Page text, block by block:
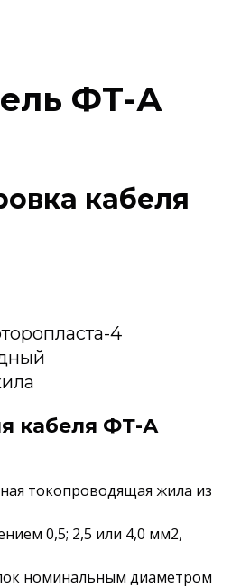
ФТ-А
кабеля
4
кабеля ФТ-А
токопроводящая жила из
0,5; 2,5 или 4,0 мм2,
номинальным диаметром